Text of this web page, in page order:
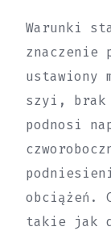
Warunki
znaczenie
ustawiony
szyi, brak
podnosi
obciążeń.
takie jak